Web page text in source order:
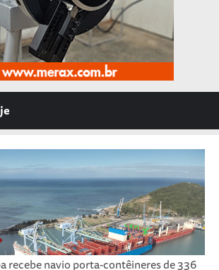
recebe navio porta-contêineres de 336